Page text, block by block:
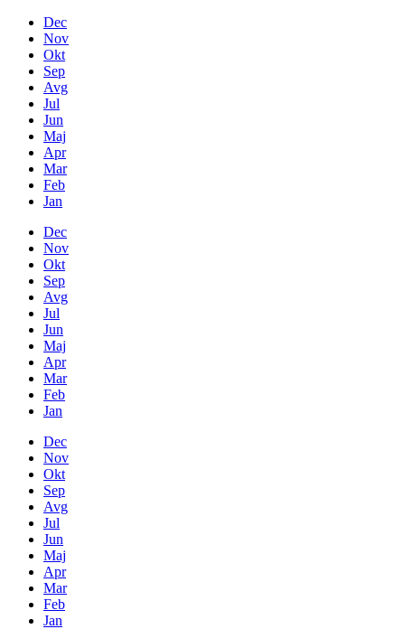
Dec
Nov
Okt
Sep
Avg
Jul
Jun
Maj
Apr
Mar
Feb
Jan
Dec
Nov
Okt
Sep
Avg
Jul
Jun
Maj
Apr
Mar
Feb
Jan
Dec
Nov
Okt
Sep
Avg
Jul
Jun
Maj
Apr
Mar
Feb
Jan